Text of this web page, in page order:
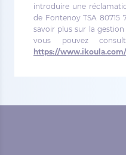
introduire une
de Fontenoy TSA 80715
savoir plus sur la
vous pouvez
https://